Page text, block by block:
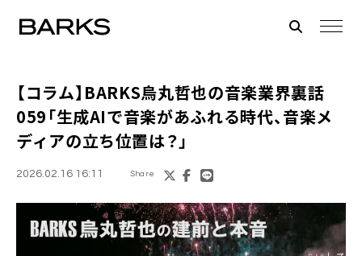
【コラム】BARKS烏丸哲也の音楽業界裏話
059「生成AIで音楽があふれる時代、音楽メ
ディアの立ち位置は？」
2026.02.16 16:11 Share